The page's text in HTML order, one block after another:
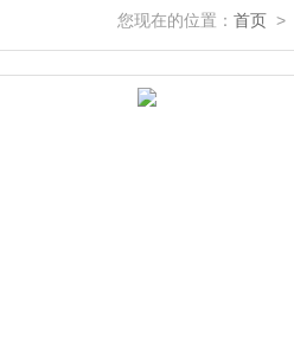
您现在的位置： 首页 >